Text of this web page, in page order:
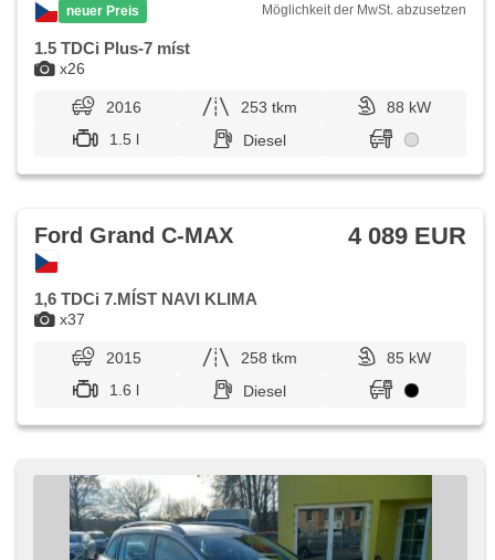
x26
neuer Preis Möglichkeit der MwSt. abzusetzen
1.5 TDCi Plus-7 míst
2016 253 tkm
88 kW
1.5 l
Diesel
x37
Ford Grand C-MAX 4 089 EUR
1,6 TDCi 7.MÍST NAVI KLIMA
2015 258 tkm
85 kW
1.6 l
Diesel